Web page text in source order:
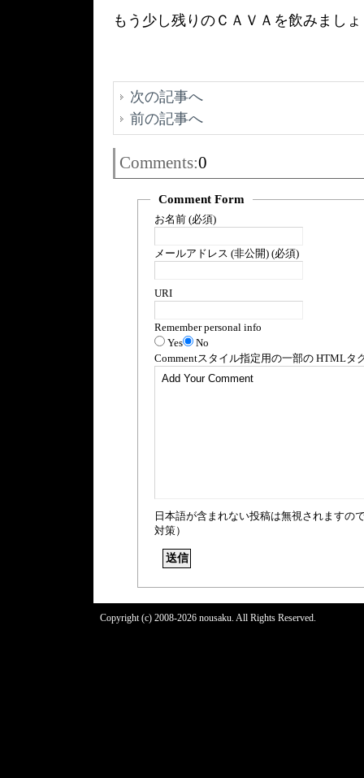
もう少し残りのＣＡＶＡを飲みまし
次の記事へ
前の記事へ
Comments:0
Comment Form
お名前 (必須)
メールアドレス (非公開) (必須)
URI
Remember personal info
Yes
No
Commentスタイル指定用の一部の HTMLタ
日本語が含まれない投稿は無視されますの
対策）
Copyright (c) 2008-2026 nousaku. All Rights Reserved.